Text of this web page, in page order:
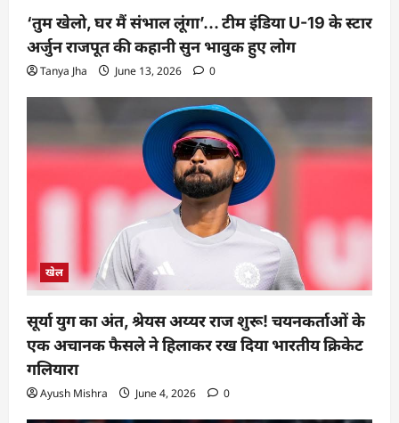
‘तुम खेलो, घर मैं संभाल लूंगा’… टीम इंडिया U-19 के स्टार
अर्जुन राजपूत की कहानी सुन भावुक हुए लोग
Tanya Jha June 13, 2026 0
खेल
सूर्या युग का अंत, श्रेयस अय्यर राज शुरू! चयनकर्ताओं के
एक अचानक फैसले ने हिलाकर रख दिया भारतीय क्रिकेट
गलियारा
Ayush Mishra June 4, 2026 0